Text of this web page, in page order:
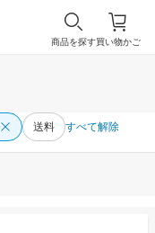
買い物かご
商品を探す
送料 すべて解除